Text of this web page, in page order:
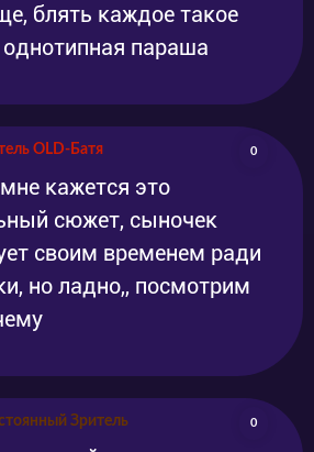
блять каждое такое
параша
OLD-Батя 0
кажется это
сюжет, сыночек
своим временем ради
но ладно,, посмотрим
Зритель 0